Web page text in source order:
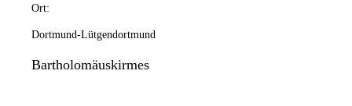
Ort:
Dortmund-Lütgendortmund
Bartholomäuskirmes